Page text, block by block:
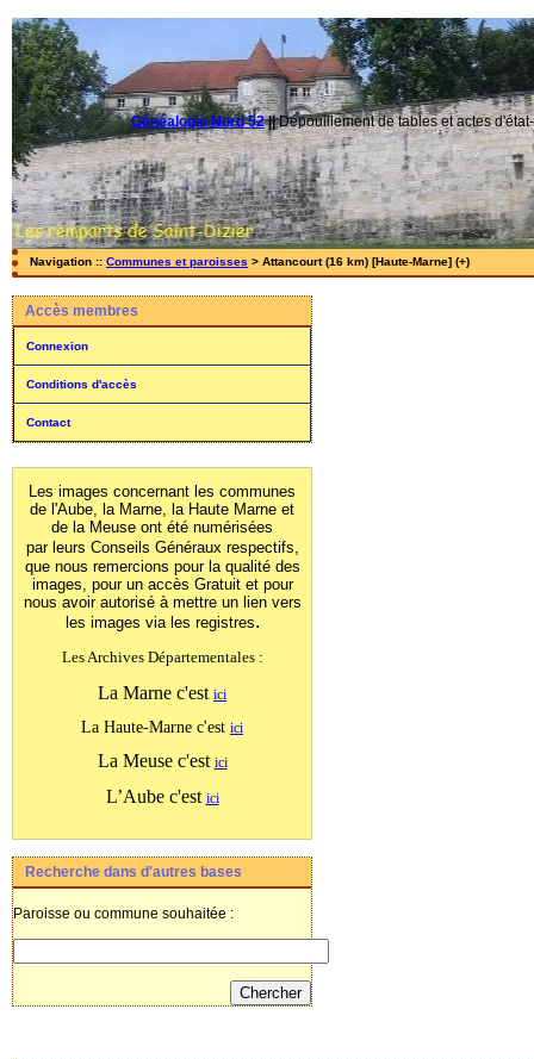
Généalogie Nord 52||Dépouillement de tables et actes
Navigation :: Communes et paroisses > Attancourt (16 km) [Haute-Marne] (+)
Accès membres
Connexion
Conditions d'accès
Contact
Les images concernant les communes
de l'Aube, la Marne, la Haute Marne et
de la Meuse ont été numérisées
par leurs Conseils Généraux respectifs,
que nous remercions pour la qualité des
images, pour un accès Gratuit et pour
nous avoir autorisé à mettre un lien vers
les images via les registres.
Les Archives Départementales :
La Marne c'est ici
La Haute-Marne c'est ici
La Meuse c'est ici
L’Aube c'est ici
Recherche dans d'autres bases
Paroisse ou commune souhaitée :